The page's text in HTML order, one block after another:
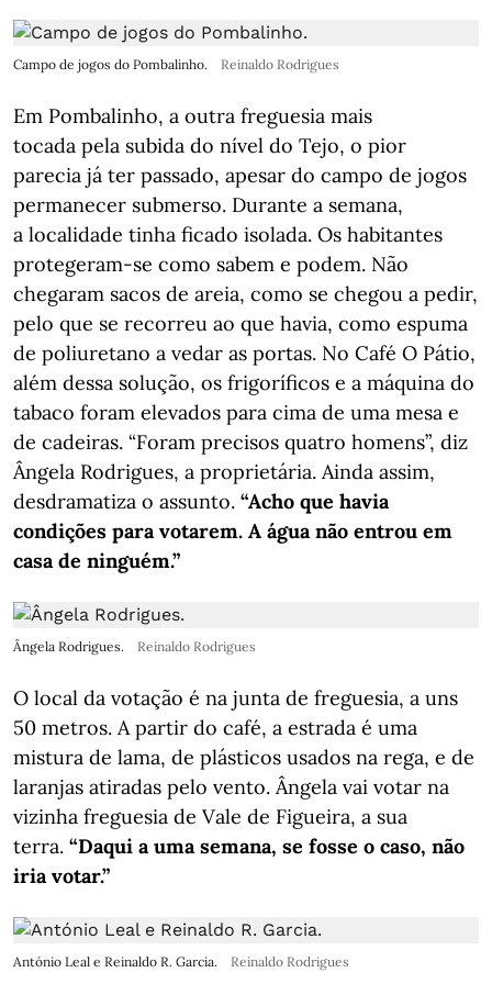
Campo de jogos do Pombalinho. Reinaldo Rodrigues
Em Pombalinho, a outra freguesia mais
tocada pela subida do nível do Tejo, o pior
parecia já ter passado, apesar do campo de jogos
permanecer submerso. Durante a semana,
a localidade tinha ficado isolada. Os habitantes
protegeram-se como sabem e podem. Não
chegaram sacos de areia, como se chegou a pedir,
pelo que se recorreu ao que havia, como espuma
de poliuretano a vedar as portas. No Café O Pátio,
além dessa solução, os frigoríficos e a máquina do
tabaco foram elevados para cima de uma mesa e
de cadeiras. “Foram precisos quatro homens”, diz
Ângela Rodrigues, a proprietária. Ainda assim,
desdramatiza o assunto. “Acho que havia
condições para votarem. A água não entrou em
casa de ninguém.”
Ângela Rodrigues. Reinaldo Rodrigues
O local da votação é na junta de freguesia, a uns
50 metros. A partir do café, a estrada é uma
mistura de lama, de plásticos usados na rega, e de
laranjas atiradas pelo vento. Ângela vai votar na
vizinha freguesia de Vale de Figueira, a sua
terra. “Daqui a uma semana, se fosse o caso, não
iria votar.”
António Leal e Reinaldo R. Garcia. Reinaldo Rodrigues